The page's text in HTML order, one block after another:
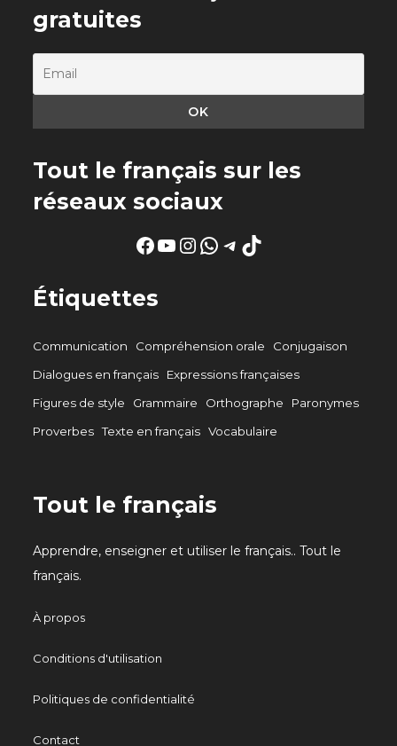
gratuites
Tout le français sur les
réseaux sociaux
Facebook
YouTube
Instagram
WhatsApp
Telegram
TikTok
Étiquettes
Communication Compréhension orale
Conjugaison
Dialogues en français
Expressions françaises
Figures de style
Grammaire Orthographe
Paronymes
Proverbes Texte en français Vocabulaire
Tout le français
Apprendre, enseigner et utiliser le français.. Tout le
français.
À propos
Conditions d'utilisation
Politiques de confidentialité
Contact